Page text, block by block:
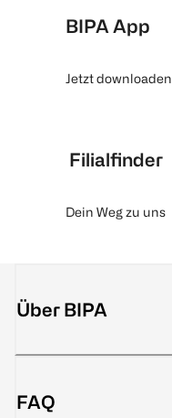
BIPA App
Jetzt downloaden
Filialfinder
Dein Weg zu uns
Über BIPA
FAQ